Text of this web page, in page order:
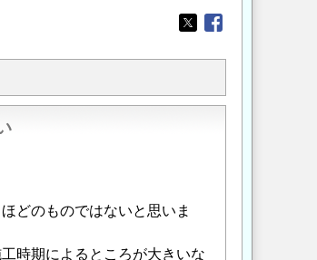
Opens in a new
Opens in a new
どのものではないと思いま
時期によるところが大きいな